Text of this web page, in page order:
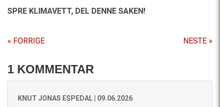
SPRE KLIMAVETT, DEL DENNE SAKEN!
« FORRIGE NESTE »
1 KOMMENTAR
KNUT JONAS ESPEDAL | 09.06.2026